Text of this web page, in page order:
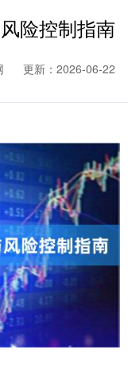
险控制指南
更新：2026-06-22